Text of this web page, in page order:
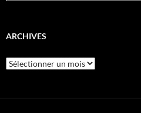
ARCHIVES
Archives